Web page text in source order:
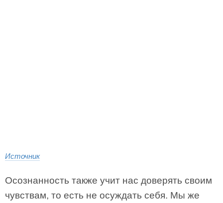
Источник
Осознанность также учит нас доверять своим
чувствам, то есть не осуждать себя. Мы же